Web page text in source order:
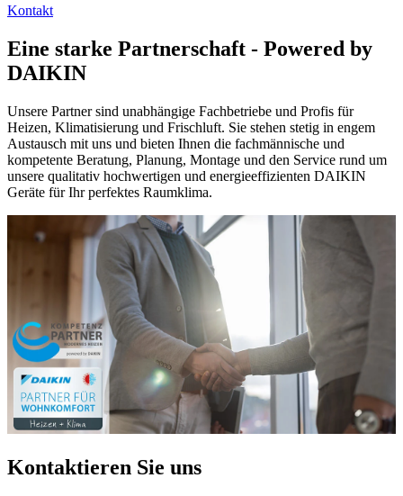
Kontakt
Eine starke Partnerschaft - Powered by
DAIKIN
Unsere Partner sind unabhängige Fachbetriebe und Profis für
Heizen, Klimatisierung und Frischluft. Sie stehen stetig in engem
Austausch mit uns und bieten Ihnen die fachmännische und
kompetente Beratung, Planung, Montage und den Service rund um
unsere qualitativ hochwertigen und energieeffizienten DAIKIN
Geräte für Ihr perfektes Raumklima.
Kontaktieren Sie uns